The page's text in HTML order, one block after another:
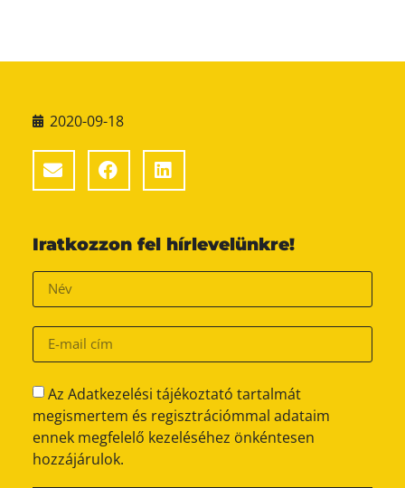
2020-09-18
Iratkozzon fel hírlevelünkre!
Az Adatkezelési tájékoztató tartalmát
megismertem és regisztrációmmal adataim
ennek megfelelő kezeléséhez önkéntesen
hozzájárulok.